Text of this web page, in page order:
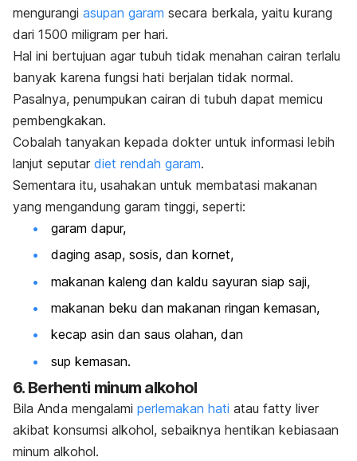
mengurangi asupan garam secara berkala, yaitu kurang
dari 1500 miligram per hari.
Hal ini bertujuan agar tubuh tidak menahan cairan terlalu
banyak karena fungsi hati berjalan tidak normal.
Pasalnya, penumpukan cairan di tubuh dapat memicu
pembengkakan.
Cobalah tanyakan kepada dokter untuk informasi lebih
lanjut seputar diet rendah garam.
Sementara itu, usahakan untuk membatasi makanan
yang mengandung garam tinggi, seperti:
garam dapur,
daging asap, sosis, dan kornet,
makanan kaleng dan kaldu sayuran siap saji,
makanan beku dan makanan ringan kemasan,
kecap asin dan saus olahan, dan
sup kemasan.
6. Berhenti minum alkohol
Bila Anda mengalami perlemakan hati atau fatty liver
akibat konsumsi alkohol, sebaiknya hentikan kebiasaan
minum alkohol.